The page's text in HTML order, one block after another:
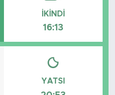
İKINDI
16:13
YATSI